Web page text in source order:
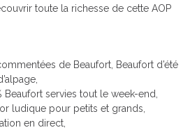
toute la richesse de cette AOP
de Beaufort, Beaufort d’été
Beaufort servies tout le week-end,
ludique pour petits et grands,
en direct,